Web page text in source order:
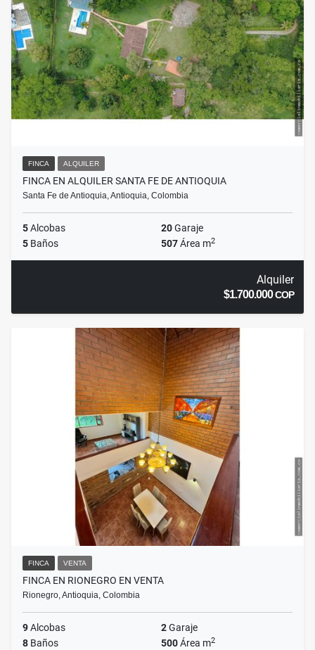
FINCA ALQUILER
FINCA EN ALQUILER SANTA FE DE ANTIOQUIA
Santa Fe de Antioquia, Antioquia, Colombia
5Alcobas 20Garaje
5 Baños 507Área m2
Alquiler
$1.700.000COP
FINCA VENTA
FINCA EN RIONEGRO EN VENTA
Rionegro, Antioquia, Colombia
9Alcobas 2Garaje
8 Baños 500Área m2